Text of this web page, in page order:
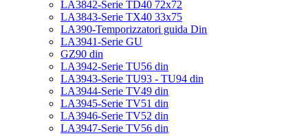
LA3842-Serie TD40 72x72
LA3843-Serie TX40 33x75
LA390-Temporizzatori guida Din
LA3941-Serie GU
GZ90 din
LA3942-Serie TU56 din
LA3943-Serie TU93 - TU94 din
LA3944-Serie TV49 din
LA3945-Serie TV51 din
LA3946-Serie TV52 din
LA3947-Serie TV56 din